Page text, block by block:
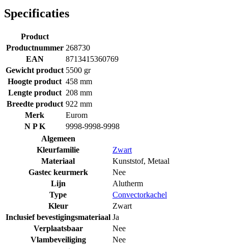
Specificaties
Product
Productnummer 268730
EAN
8713415360769
Gewicht product 5500 gr
Hoogte product 458 mm
Lengte product 208 mm
Breedte product 922 mm
Merk
Eurom
N P K
9998-9998-9998
Algemeen
Kleurfamilie
Zwart
Materiaal
Kunststof, Metaal
Gastec keurmerk
Nee
Lijn
Alutherm
Type
Convectorkachel
Kleur
Zwart
Inclusief bevestigingsmateriaal Ja
Verplaatsbaar
Nee
Vlambeveiliging
Nee